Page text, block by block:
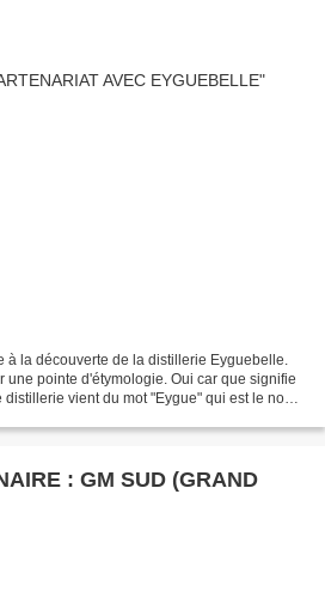
à la découverte de la distillerie Eyguebelle.
une pointe d'étymologie. Oui car que signifie
distillerie vient du mot "Eygue" qui est le nom
: GM SUD (GRAND